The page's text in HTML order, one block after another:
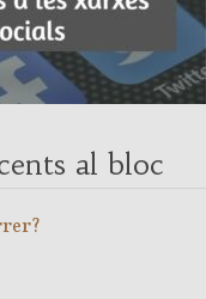
al bloc